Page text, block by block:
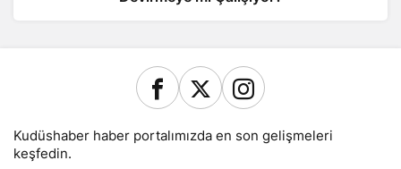
Kudüshaber haber portalımızda en son gelişmeleri
keşfedin.